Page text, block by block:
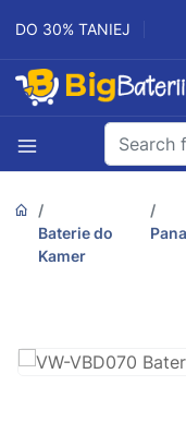
DO 30% TANIEJ
Baterie do
Kamer